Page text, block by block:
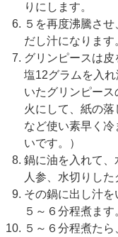
りにします。
５を再度沸騰さ
だし汁になります
グリンピースは
塩12グラムを入
いたグリンピー
火にして、紙の
など使い素早く
いです。）
鍋に油を入れて、
人参、水切りし
その鍋に出し汁
５～６分程煮ま
５～６分程煮た